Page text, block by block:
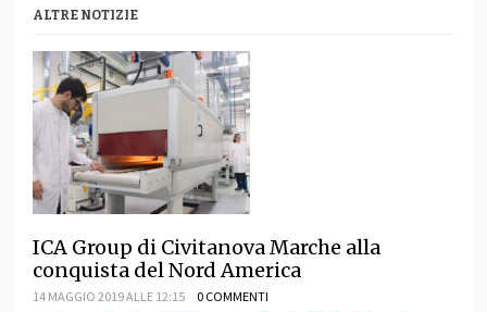
ALTRE NOTIZIE
ICA Group di Civitanova Marche alla
conquista del Nord America
14 MAGGIO 2019 ALLE 12:15 0 COMMENTI